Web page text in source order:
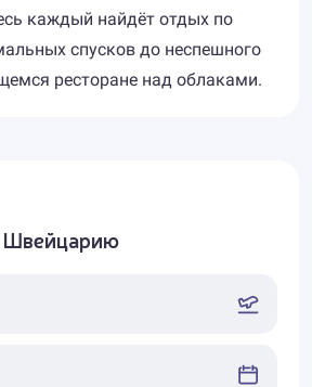
каждый найдёт отдых по
спусков до неспешного
ресторане над облаками.
Швейцарию